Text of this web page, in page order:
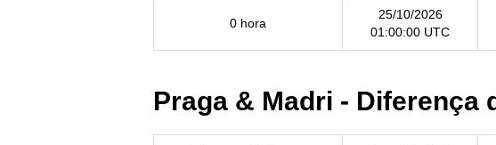
0 hora
25/10/2026
01:00:00 UTC
Praga & Madri - Diferença